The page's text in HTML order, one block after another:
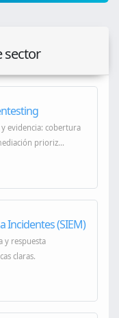
sector
evidencia: cobertura
prioriz...
Incidentes (SIEM)
y respuesta
claras.